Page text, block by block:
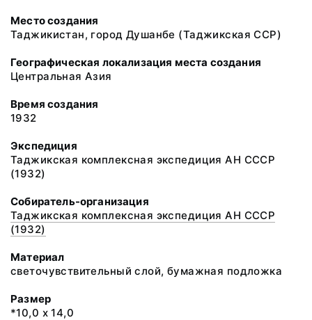
Место создания
Таджикистан, город Душанбе (Таджикская ССР)
Географическая локализация места создания
Центральная Азия
Время создания
1932
Экспедиция
Таджикская комплексная экспедиция АН СССР
(1932)
Собиратель-организация
Таджикская комплексная экспедиция АН СССР
(1932)
Материал
светочувствительный слой, бумажная подложка
Размер
*10,0 х 14,0